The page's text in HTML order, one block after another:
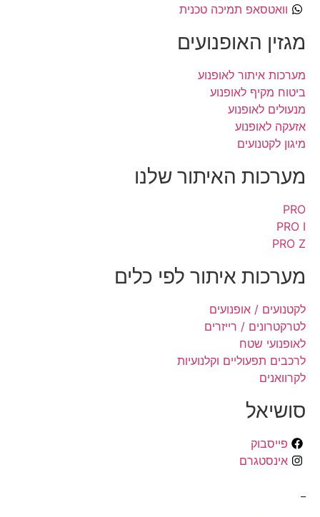
וואטסאפ תמיכה טכנית
מגזין האופנועים
מערכות איתור לאופנוע
ביטוח מקיף לאופנוע
מנעולים לאופנוע
אזעקה לאופנוע
מיגון לקטנועים
מערכות האיתור שלנו
PRO
PRO I
PRO Z
מערכות איתור לפי כלים
לקטנועים / אופנועים
לטרקטרונים / רייזרים
לאופנועי שטח
לרכבים תפעוליים וקלנועיות
לקרוואנים
סושיאל
פייסבוק
אינסטגרם